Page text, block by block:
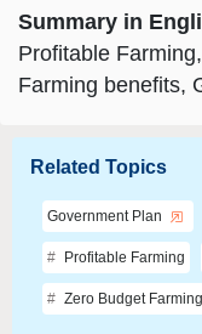
Summary in
Profitable
Farming benefits,
Related Topics
Government Plan
Profitable Farming
Zero Budget